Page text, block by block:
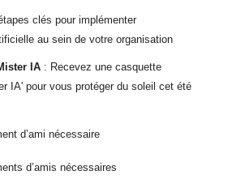
clés pour implémenter
au sein de votre organisation
IA : Recevez une casquette
IA' pour vous protéger du soleil cet été
d’ami nécessaire
d’amis nécessaires